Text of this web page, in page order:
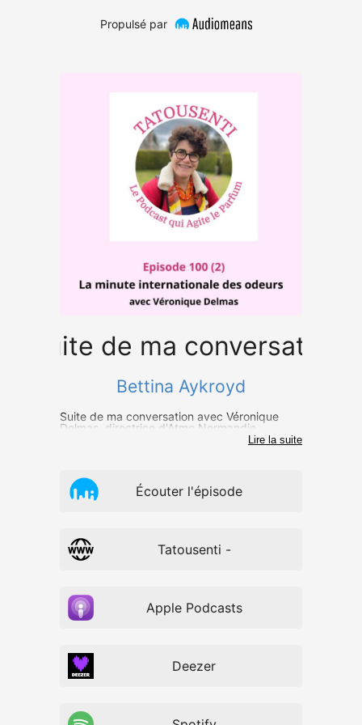
Propulsé par
Suite de ma
Bettina Aykroyd
Suite de ma conversation avec Véronique
Delmas, directrice d'Atmo Normandie...
Lire la suite
Écouter l'épisode
Tatousenti -
Apple Podcasts
Deezer